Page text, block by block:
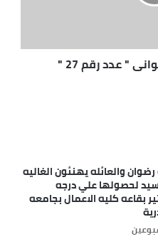
" عدد رقم 27 "
رضوان والعائله يهنئون الغاليه
سيد لحصولها علي درجه
بقاعه كليه الاعمال بجامعه